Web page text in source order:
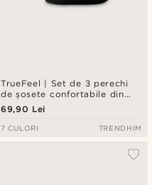
TrueFeel | Set de 3 perechi
de șosete confortabile din
bambus, până la gleznă,
negre
69,90 Lei
7 CULORI TRENDHIM